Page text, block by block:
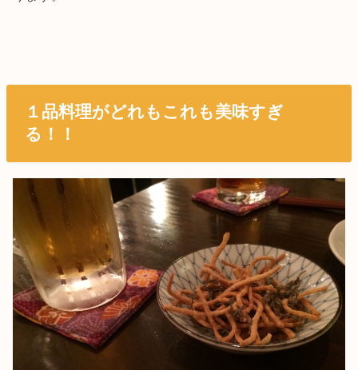
１品料理がどれもこれも美味すぎ
る！！